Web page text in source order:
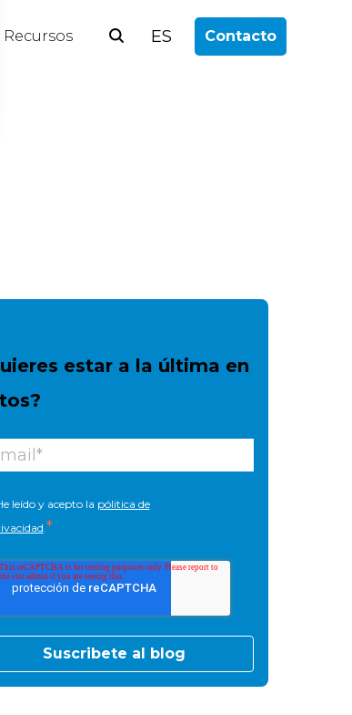
Recursos ES Contacto
estar a la última en
leído y acepto la pólitica de
*